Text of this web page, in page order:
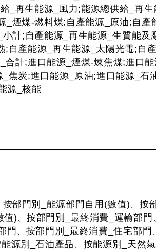
_再生能源_風力;能源總供給_再
_煙煤-燃料煤;自產能源_原油;自
計;自產能源_再生能源_生質能及
自產能源_再生能源_太陽光電;自
合計;進口能源_煙煤-煉焦煤;進口
焦炭;進口能源_原油;進口能源_石
源_核能
部門別_能源部門自用(數值)、按
)、按部門別_最終消費_運輸部門
門、按部門別_最終消費_住宅部
源別_石油產品、按能源別_天然